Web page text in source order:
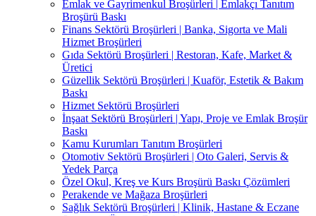
Emlak ve Gayrimenkul Broşürleri | Emlakçı Tanıtım
Broşürü Baskı
Finans Sektörü Broşürleri | Banka, Sigorta ve Mali
Hizmet Broşürleri
Gıda Sektörü Broşürleri | Restoran, Kafe, Market &
Üretici
Güzellik Sektörü Broşürleri | Kuaför, Estetik & Bakım
Baskı
Hizmet Sektörü Broşürleri
İnşaat Sektörü Broşürleri | Yapı, Proje ve Emlak Broşür
Baskı
Kamu Kurumları Tanıtım Broşürleri
Otomotiv Sektörü Broşürleri | Oto Galeri, Servis &
Yedek Parça
Özel Okul, Kreş ve Kurs Broşürü Baskı Çözümleri
Perakende ve Mağaza Broşürleri
Sağlık Sektörü Broşürleri | Klinik, Hastane & Eczane